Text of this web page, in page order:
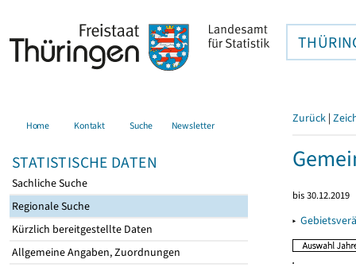
Home Kontakt Suche Newsletter
STATISTISCHE DATEN
Sachliche Suche
Regionale Suche
Kürzlich bereitgestellte Daten
Allgemeine Angaben, Zuordnungen
Zurück |
bis 30.12.2019
▸